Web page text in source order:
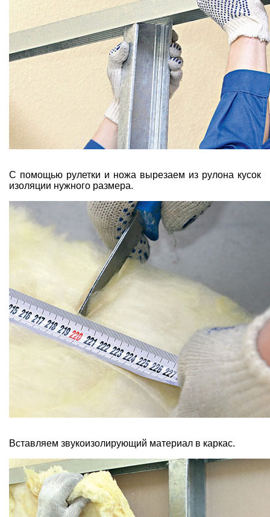
С помощью рулетки и ножа вырезаем из рулона кусок
изоляции нужного размера.
Вставляем звукоизолирующий материал в каркас.